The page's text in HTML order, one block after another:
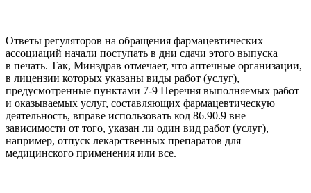
Ответы регуляторов на обращения фармацевтических
ассоциаций начали поступать в дни сдачи этого выпуска
в печать. Так, Минздрав отмечает, что аптечные организации,
в лицензии которых указаны виды работ (услуг),
предусмотренные пунктами 7-9 Перечня выполняемых работ
и оказываемых услуг, составляющих фармацевтическую
деятельность, вправе использовать код 86.90.9 вне
зависимости от того, указан ли один вид работ (услуг),
например, отпуск лекарственных препаратов для
медицинского применения или все.